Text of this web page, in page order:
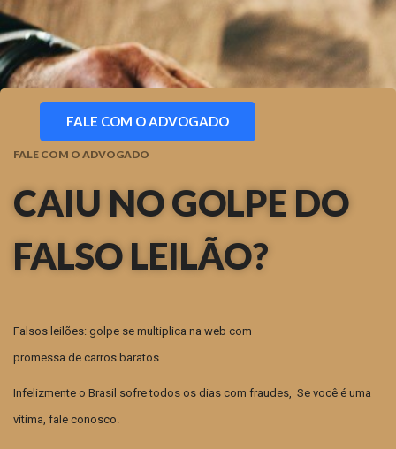
FALE COM O ADVOGADO
FALE COM O ADVOGADO
CAIU NO GOLPE DO
FALSO LEILÃO?
Falsos leilões: golpe se multiplica na web com
promessa de carros baratos.
Infelizmente o Brasil sofre todos os dias com fraudes, Se você é uma
vítima, fale conosco.